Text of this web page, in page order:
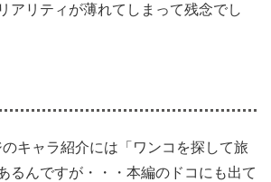
アリティが薄れてしまって残念でし
キャラ紹介には「ワンコを探して旅
るんですが・・・本編のドコにも出て